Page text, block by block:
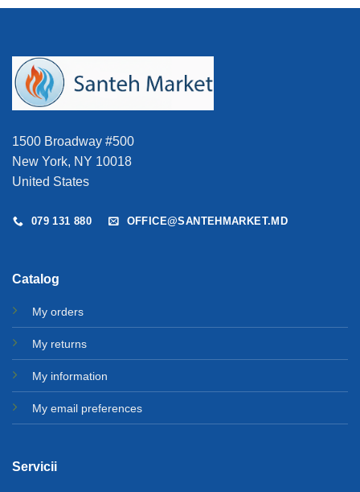
1500 Broadway #500
New York, NY 10018
United States
079 131 880 OFFICE@SANTEHMARKET.MD
Catalog
My orders
My returns
My information
My email preferences
Servicii